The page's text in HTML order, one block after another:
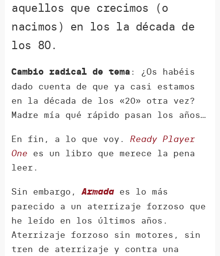
aquellos que crecimos (o
nacimos) en los la década de
los 80.
Cambio radical de tema : ¿Os habéis
dado cuenta de que ya casi estamos
en la década de los «20» otra vez?
Madre mía qué rápido pasan los años…
En fin, a lo que voy.Ready Player
One es un libro que merece la pena
leer.
Sin embargo,Armada es lo más
parecido a un aterrizaje forzoso que
he leído en los últimos años.
Aterrizaje forzoso sin motores, sin
tren de aterrizaje y contra una